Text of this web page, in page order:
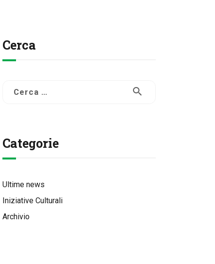
Cerca
Categorie
Ultime news
Iniziative Culturali
Archivio